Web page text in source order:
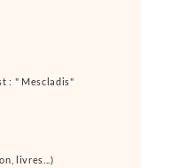
: " Mescladis"
livres...)